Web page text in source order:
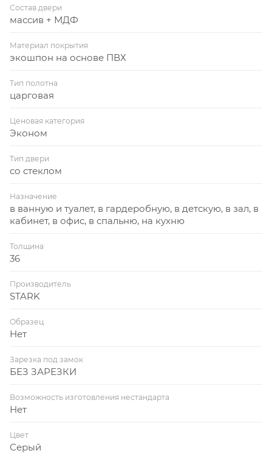
Состав двери
массив + МДФ
Материал покрытия
экошпон на основе ПВХ
Тип полотна
царговая
Ценовая категория
Эконом
Тип двери
со стеклом
Назначение
в ванную и туалет, в гардеробную, в детскую, в зал, в
кабинет, в офис, в спальню, на кухню
Толщина
36
Производитель
STARK
Образец
Нет
Зарезка под замок
БЕЗ ЗАРЕЗКИ
Возможность изготовления нестандарта
Нет
Цвет
Серый